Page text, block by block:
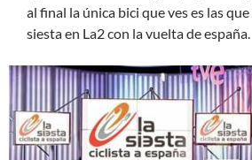
al final la única bici que ves es las
siesta en La2 con la vuelta de españa.